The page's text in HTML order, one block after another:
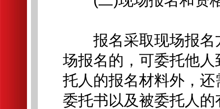
报名采取现场报名
场报名的，可委托他
托人的报名材料外，
委托书以及被委托人